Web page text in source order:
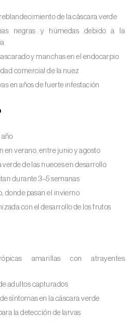
(Tortrix viridana)
(
)
( Adoxophyes orana)
(
(
nabos (Ceutorhynchus
(Pseudaulacaspis
(
insularis)
de la cáscara verde
negras y húmedas debido a la
y manchas en el endocarpio
comercial de la nuez
en años de fuerte infestación
en verano, entre junio y agosto
verde de las nueces en desarrollo
durante 3–5 semanas
donde pasan el invierno
con el desarrollo de los frutos
amarillas con atrayentes
adultos capturados
síntomas en la cáscara verde
la detección de larvas